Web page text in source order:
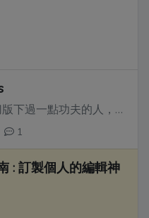
> 信相前端工程師在切版下過一點功夫的人，一定都聽過 tailwind css ，但不一定有聽過 windicss ，這兩個東西都被稱作是下一個世代的 css ，今天來比較兩個的差異。
1
: 訂製個人的編輯神